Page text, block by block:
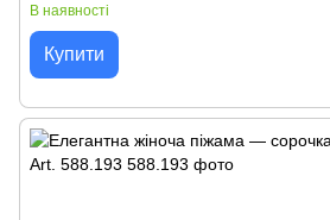
В наявності
Купити